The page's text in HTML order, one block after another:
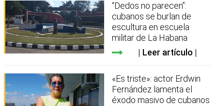
“Dedos no parecen”:
cubanos se burlan de
escultura en escuela
militar de La Habana
Leer artículo
«Es triste»: actor Erdwin
Fernández lamenta el
éxodo masivo de cubanos